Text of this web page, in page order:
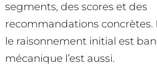
segments, des scores et des
recommandations concrètes.
le raisonnement initial est
mécanique l’est aussi.